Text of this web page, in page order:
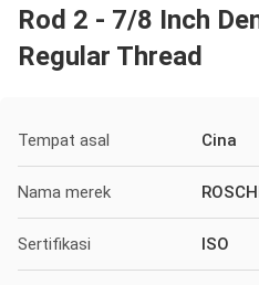
Rod 2 - 7/8 Inch
Regular Thread
Tempat asal Cina
Nama merek
Sertifikasi ISO